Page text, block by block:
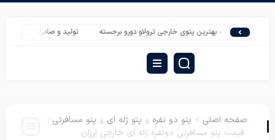
قیمت بهترین پتوی خارجی ترولاو دورو برجسته تولید و صادرات روبالشی سه‌بعدی
صفحه اصلی > پتو دو نفره و پتو ژله ای و پتو مسافرتی :
قیمت پتو مسافرتی دونفره ژله ای خارجی ارزان